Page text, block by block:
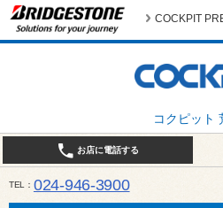
コクピット
COCKPIT
お店に電話する
TEL 024-946-3900
平日 9:30～19:00 日・祝日 9:30～18:00 / 定休日